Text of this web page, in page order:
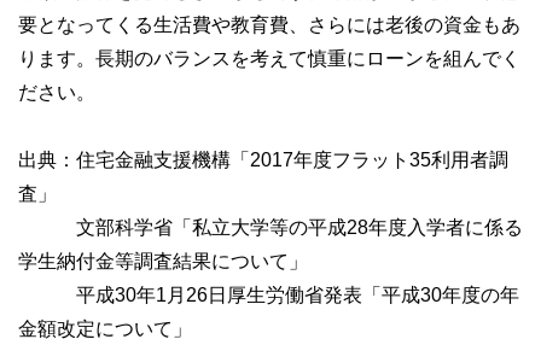
要となってくる生活費や教育費、さらには老後の資金もあ
ります。長期のバランスを考えて慎重にローンを組んでく
ださい。
出典：住宅金融支援機構「2017年度フラット35利用者調
査」
文部科学省「私立大学等の平成28年度入学者に係る
学生納付金等調査結果について」
平成30年1月26日厚生労働省発表「平成30年度の年
金額改定について」